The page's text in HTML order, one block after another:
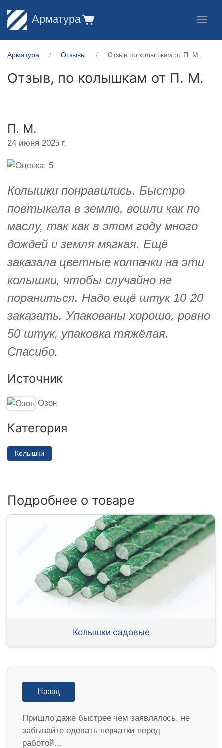
Арматура
Арматура Отзывы Отзыв по колышкам от П. М.
Отзыв, по колышкам от П. М.
П. М.
24 июня 2025 г.
Колышки понравились. Быстро
повтыкала в землю, вошли как по
маслу, так как в этом году много
дождей и земля мягкая. Ещё
заказала цветные колпачки на эти
колышки, чтобы случайно не
пораниться. Надо ещё штук 10-20
заказать. Упакованы хорошо, ровно
50 штук, упаковка тяжёлая.
Спасибо.
Источник
Озон
Категория
Колышки
Подробнее о товаре
Колышки садовые
Назад
Пришло даже быстрее чем заявлялось, не
забывайте одевать перчатки перед
работой…